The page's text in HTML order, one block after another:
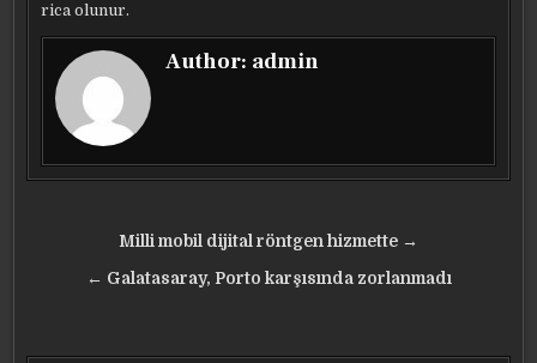
rica olunur.
Author: admin
gezinmesi
Milli mobil dijital röntgen hizmette →
← Galatasaray, Porto karşısında zorlanmadı